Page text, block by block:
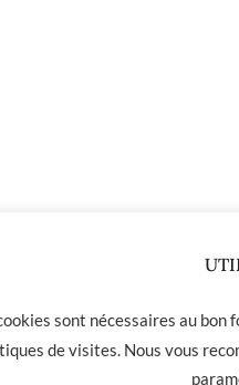
sont nécessaires au
de visites. Nous vous